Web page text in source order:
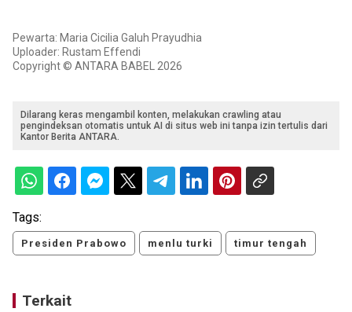
Pewarta: Maria Cicilia Galuh Prayudhia
Uploader: Rustam Effendi
Copyright © ANTARA BABEL 2026
Dilarang keras mengambil konten, melakukan crawling atau
pengindeksan otomatis untuk AI di situs web ini tanpa izin tertulis dari
Kantor Berita ANTARA.
Tags:
Presiden Prabowo menlu turki timur tengah
Terkait